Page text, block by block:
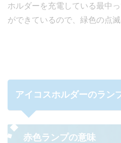
ホルダーを充電している最中
ができているので、緑色の点
アイコスホルダーのラン
赤色ランプの意味